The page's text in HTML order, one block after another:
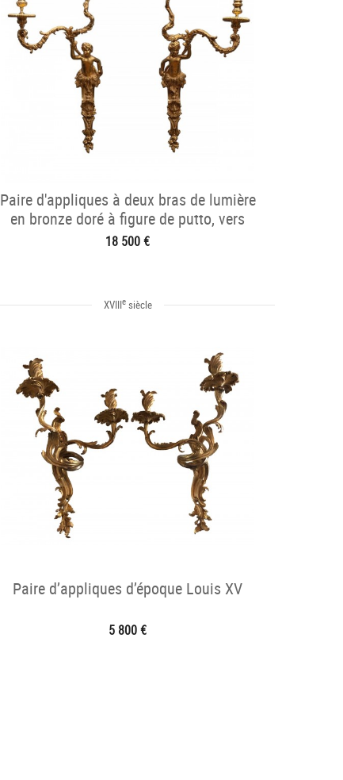
Paire d'appliques à deux bras de lumière
en bronze doré à figure de putto, vers
1745
18 500 €
XVIIIesiècle
Paire d’appliques d’époque Louis XV
5 800 €